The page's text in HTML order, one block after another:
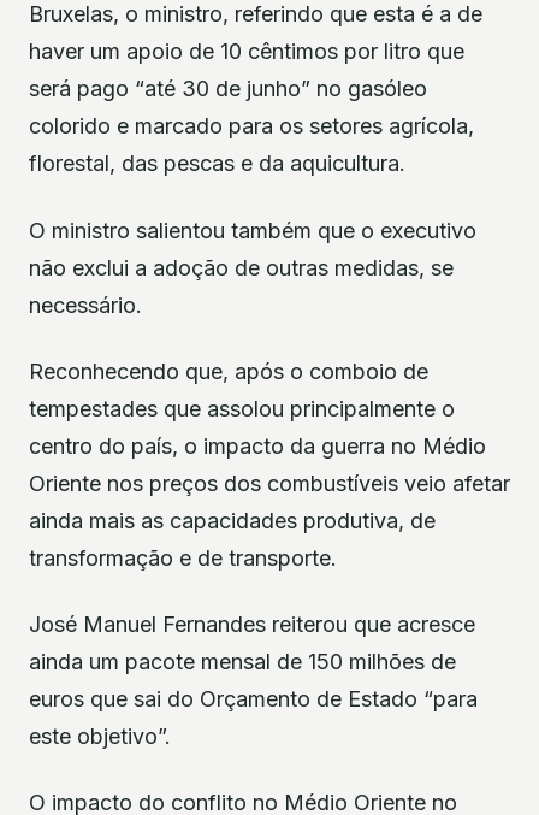
Bruxelas, o ministro, referindo que esta é a de
haver um apoio de 10 cêntimos por litro que
será pago “até 30 de junho” no gasóleo
colorido e marcado para os setores agrícola,
florestal, das pescas e da aquicultura.
O ministro salientou também que o executivo
não exclui a adoção de outras medidas, se
necessário.
Reconhecendo que, após o comboio de
tempestades que assolou principalmente o
centro do país, o impacto da guerra no Médio
Oriente nos preços dos combustíveis veio afetar
ainda mais as capacidades produtiva, de
transformação e de transporte.
José Manuel Fernandes reiterou que acresce
ainda um pacote mensal de 150 milhões de
euros que sai do Orçamento de Estado “para
este objetivo”.
O impacto do conflito no Médio Oriente no